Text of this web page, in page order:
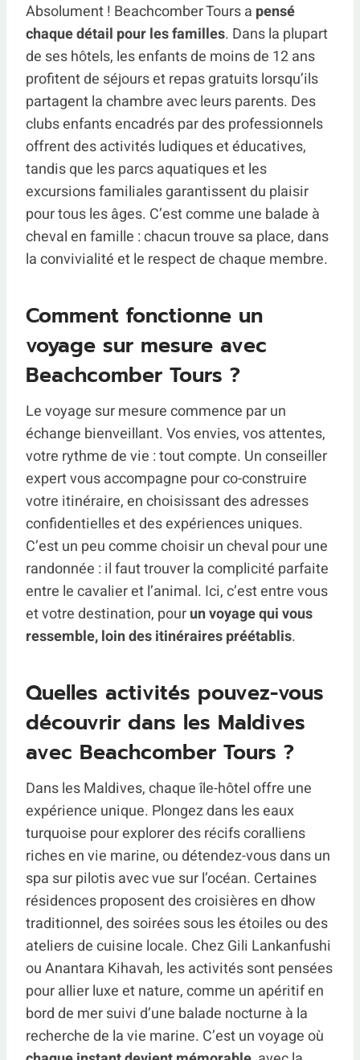
Absolument ! Beachcomber Tours a pensé
chaque détail pour les familles. Dans la plupart
de ses hôtels, les enfants de moins de 12 ans
profitent de séjours et repas gratuits lorsqu’ils
partagent la chambre avec leurs parents. Des
clubs enfants encadrés par des professionnels
offrent des activités ludiques et éducatives,
tandis que les parcs aquatiques et les
excursions familiales garantissent du plaisir
pour tous les âges. C’est comme une balade à
cheval en famille : chacun trouve sa place, dans
la convivialité et le respect de chaque membre.
Comment fonctionne un
voyage sur mesure avec
Beachcomber Tours ?
Le voyage sur mesure commence par un
échange bienveillant. Vos envies, vos attentes,
votre rythme de vie : tout compte. Un conseiller
expert vous accompagne pour co-construire
votre itinéraire, en choisissant des adresses
confidentielles et des expériences uniques.
C’est un peu comme choisir un cheval pour une
randonnée : il faut trouver la complicité parfaite
entre le cavalier et l’animal. Ici, c’est entre vous
et votre destination, pourun voyage qui vous
ressemble, loin des itinéraires préétablis.
Quelles activités pouvez-vous
découvrir dans les Maldives
avec Beachcomber Tours ?
Dans les Maldives, chaque île-hôtel offre une
expérience unique. Plongez dans les eaux
turquoise pour explorer des récifs coralliens
riches en vie marine, ou détendez-vous dans un
spa sur pilotis avec vue sur l’océan. Certaines
résidences proposent des croisières en dhow
traditionnel, des soirées sous les étoiles ou des
ateliers de cuisine locale. Chez Gili Lankanfushi
ou Anantara Kihavah, les activités sont pensées
pour allier luxe et nature, comme un apéritif en
bord de mer suivi d’une balade nocturne à la
recherche de la vie marine. C’est un voyage où